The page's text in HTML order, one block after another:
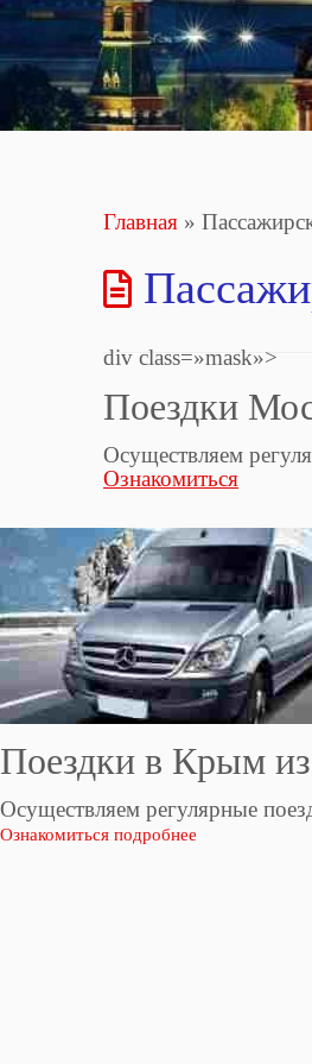
Главная »
div class=»mask»>
Поездки
Осуществляем
Ознакомиться
Поездки в Крым
Осуществляем регулярные
Ознакомиться подробнее